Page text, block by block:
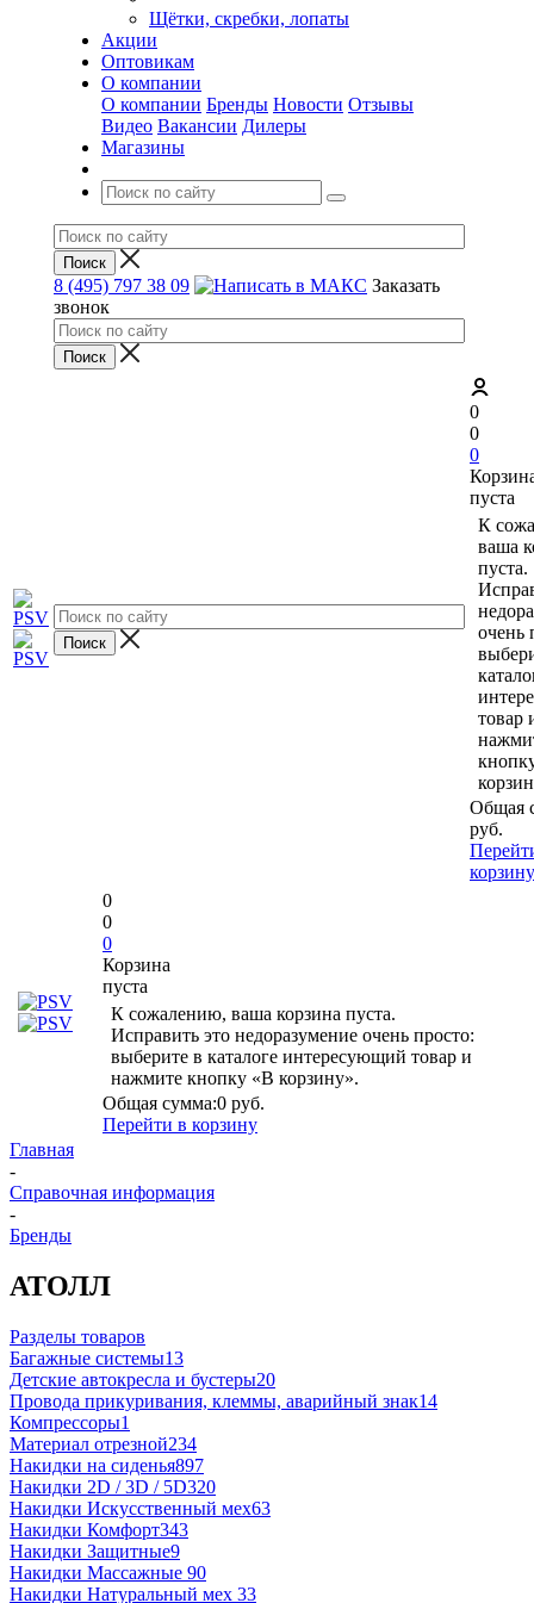
Щётки, скребки, лопаты
Акции
Оптовикам
О компании
О компании Бренды Новости Отзывы
Видео Вакансии Дилеры
Магазины
8 (495) 797 38 09
Заказать
звонок
0
0
0
пуста
К
ваша
пуста.
очень
товар
Общая
руб.
корзину
0
0
0
Корзина
пуста
К сожалению, ваша корзина пуста.
Исправить это недоразумение очень просто:
выберите в каталоге интересующий товар и
нажмите кнопку «В корзину».
Общая сумма:0 руб.
Перейти в корзину
Главная
-
Справочная информация
-
Бренды
АТОЛЛ
Разделы товаров
Багажные системы13
Детские автокресла и бустеры20
Провода прикуривания, клеммы, аварийный знак14
Компрессоры1
Материал отрезной234
Накидки на сиденья897
Накидки 2D / 3D / 5D320
Накидки Искусственный мех63
Накидки Комфорт343
Накидки Защитные9
Накидки Массажные 90
Накидки Натуральный мех 33